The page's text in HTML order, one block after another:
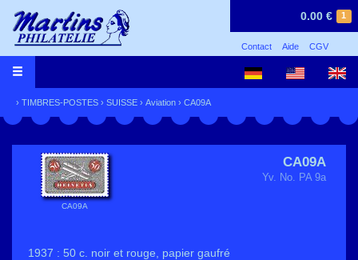
1
0.00 €
Contact Aide CGV
› TIMBRES-POSTES › SUISSE › Aviation › CA09A
CA09A
CA09A
Yv. No. PA 9a
1937 : 50 c. noir et rouge, papier gaufré